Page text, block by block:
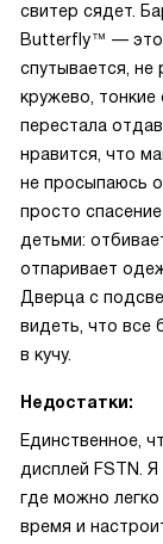
свитер сядет.
Butterfly™ — это
спутывается,
кружево,
перестала
нравится, что
не просыпаюсь
просто
детьми:
отпаривает
Дверца с
видеть, что все
в кучу.
Недостатки:
Единственное,
дисплей FSTN.
где можно
время и